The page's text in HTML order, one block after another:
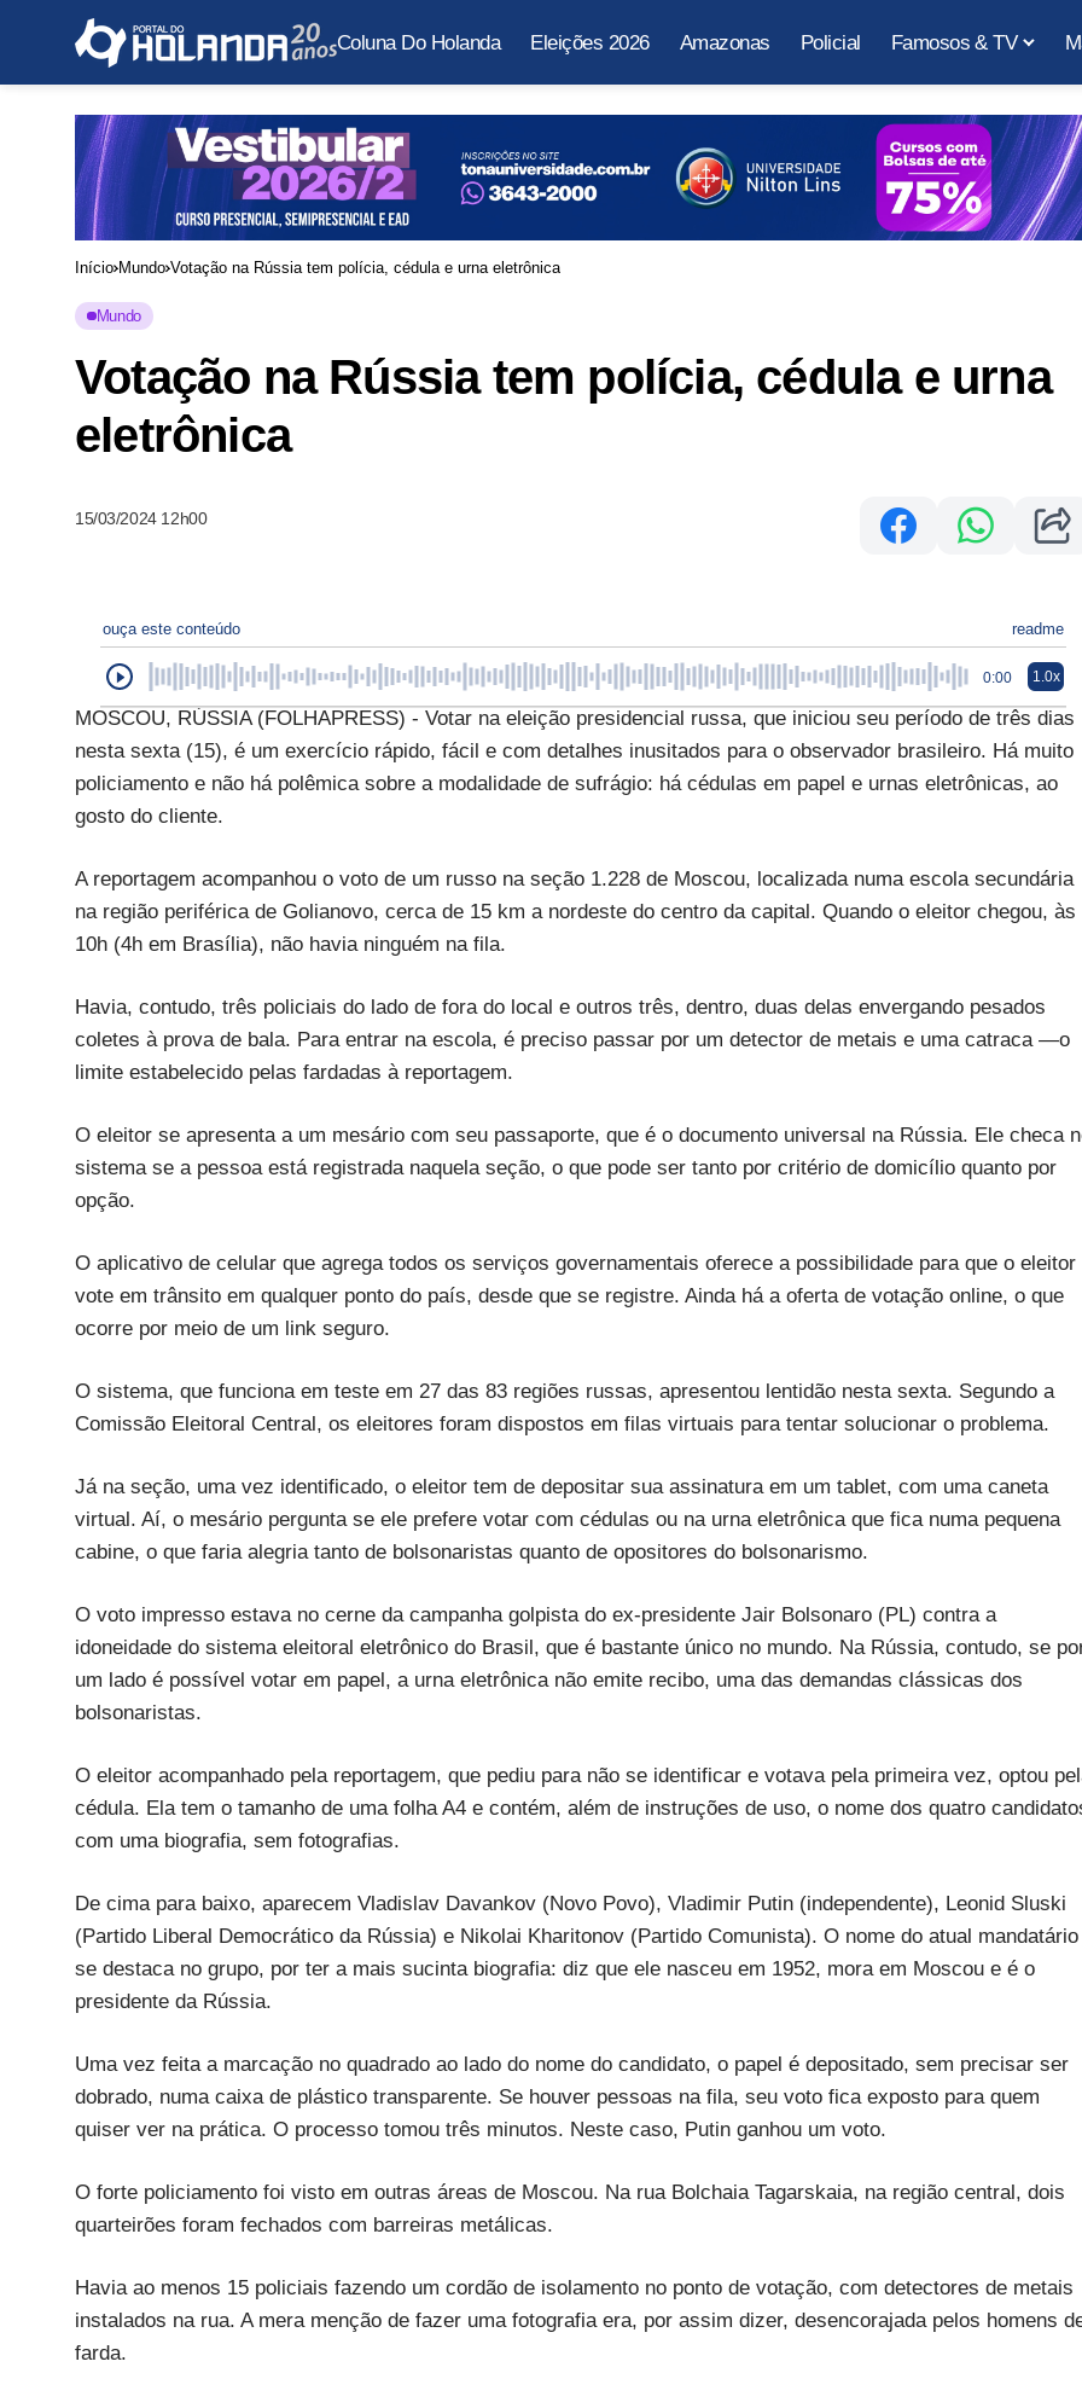
Coluna Do Holanda Eleições 2026 Amazonas Policial Famosos & TV
Início Mundo Votação na Rússia tem polícia, cédula e urna eletrônica
Mundo
Votação na Rússia tem polícia, cédula e urna
eletrônica
15/03/2024 12h00
ouça este conteúdo readme
0:00 1.0x
MOSCOU, RÚSSIA (FOLHAPRESS) - Votar na eleição presidencial russa, que iniciou seu período de três dias
nesta sexta (15), é um exercício rápido, fácil e com detalhes inusitados para o observador brasileiro. Há muito
policiamento e não há polêmica sobre a modalidade de sufrágio: há cédulas em papel e urnas eletrônicas, ao
gosto do cliente.
A reportagem acompanhou o voto de um russo na seção 1.228 de Moscou, localizada numa escola secundária
na região periférica de Golianovo, cerca de 15 km a nordeste do centro da capital. Quando o eleitor chegou, às
10h (4h em Brasília), não havia ninguém na fila.
Havia, contudo, três policiais do lado de fora do local e outros três, dentro, duas delas envergando pesados
coletes à prova de bala. Para entrar na escola, é preciso passar por um detector de metais e uma catraca —o
limite estabelecido pelas fardadas à reportagem.
O eleitor se apresenta a um mesário com seu passaporte, que é o documento universal na Rússia. Ele checa
sistema se a pessoa está registrada naquela seção, o que pode ser tanto por critério de domicílio quanto por
opção.
O aplicativo de celular que agrega todos os serviços governamentais oferece a possibilidade para que o eleitor
vote em trânsito em qualquer ponto do país, desde que se registre. Ainda há a oferta de votação online, o que
ocorre por meio de um link seguro.
O sistema, que funciona em teste em 27 das 83 regiões russas, apresentou lentidão nesta sexta. Segundo a
Comissão Eleitoral Central, os eleitores foram dispostos em filas virtuais para tentar solucionar o problema.
Já na seção, uma vez identificado, o eleitor tem de depositar sua assinatura em um tablet, com uma caneta
virtual. Aí, o mesário pergunta se ele prefere votar com cédulas ou na urna eletrônica que fica numa pequena
cabine, o que faria alegria tanto de bolsonaristas quanto de opositores do bolsonarismo.
O voto impresso estava no cerne da campanha golpista do ex-presidente Jair Bolsonaro (PL) contra a
idoneidade do sistema eleitoral eletrônico do Brasil, que é bastante único no mundo. Na Rússia, contudo, se
um lado é possível votar em papel, a urna eletrônica não emite recibo, uma das demandas clássicas dos
bolsonaristas.
O eleitor acompanhado pela reportagem, que pediu para não se identificar e votava pela primeira vez, optou
cédula. Ela tem o tamanho de uma folha A4 e contém, além de instruções de uso, o nome dos quatro
com uma biografia, sem fotografias.
De cima para baixo, aparecem Vladislav Davankov (Novo Povo), Vladimir Putin (independente), Leonid Sluski
(Partido Liberal Democrático da Rússia) e Nikolai Kharitonov (Partido Comunista). O nome do atual mandatário
se destaca no grupo, por ter a mais sucinta biografia: diz que ele nasceu em 1952, mora em Moscou e é o
presidente da Rússia.
Uma vez feita a marcação no quadrado ao lado do nome do candidato, o papel é depositado, sem precisar ser
dobrado, numa caixa de plástico transparente. Se houver pessoas na fila, seu voto fica exposto para quem
quiser ver na prática. O processo tomou três minutos. Neste caso, Putin ganhou um voto.
O forte policiamento foi visto em outras áreas de Moscou. Na rua Bolchaia Tagarskaia, na região central, dois
quarteirões foram fechados com barreiras metálicas.
Havia ao menos 15 policiais fazendo um cordão de isolamento no ponto de votação, com detectores de metais
instalados na rua. A mera menção de fazer uma fotografia era, por assim dizer, desencorajada pelos homens
farda.